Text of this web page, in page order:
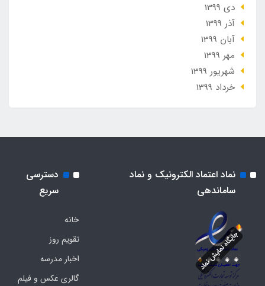
دی 1399
آذر 1399
آبان 1399
مهر 1399
شهریور 1399
خرداد 1399
نماد اعتماد الکترونیک و نماد
ساماندهی
دسترسی
سریع
خانه
تقویم روز
اخبار مدرسه
گالری عکس و فیلم